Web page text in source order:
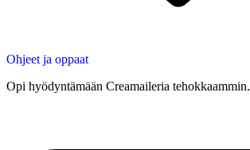
Ohjeet ja oppaat
Opi hyödyntämään Creamaileria tehokkaammin.